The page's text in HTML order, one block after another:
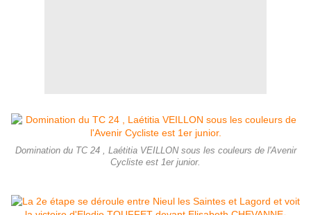
Domination du TC 24 , Laétitia VEILLON sous les couleurs de l'Avenir
Cycliste est 1er junior.